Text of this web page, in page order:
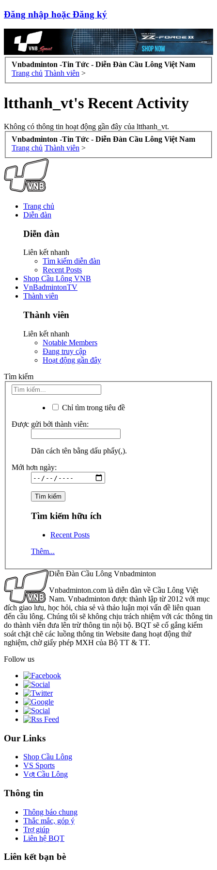
Đăng nhập hoặc Đăng ký
Vnbadminton -Tin Tức - Diễn Đàn Cầu Lông Việt Nam
Trang chủ Thành viên >
ltthanh_vt's Recent Activity
Không có thông tin hoạt động gần đây của ltthanh_vt.
Vnbadminton -Tin Tức - Diễn Đàn Cầu Lông Việt Nam
Trang chủ Thành viên >
Trang chủ
Diễn đàn
Diễn đàn
Liên kết nhanh
Tìm kiếm diễn đàn
Recent Posts
Shop Cầu Lông VNB
VnBadmintonTV
Thành viên
Thành viên
Liên kết nhanh
Notable Members
Đang truy cập
Hoạt động gần đây
Tìm kiếm
Chỉ tìm trong tiêu đề
Được gửi bởi thành viên:
Dãn cách tên bằng dấu phẩy(,).
Mới hơn ngày:
Tìm kiếm hữu ích
Recent Posts
Thêm...
Diễn Đàn Cầu Lông Vnbadminton
Vnbadminton.com là diễn đàn về Cầu Lông Việt
Nam. Vnbadminton được thành lập từ 2012 với mục
đích giao lưu, học hỏi, chia sẻ và thảo luận mọi vấn đề liên quan
đến cầu lông. Chúng tôi sẽ không chịu trách nhiệm với các thông tin
do thành viên đưa lên trừ thông tin nội bộ. BQT sẽ cố gắng kiểm
soát chặt chẽ các luồng thông tin Website đang hoạt động thử
nghiệm, chờ giấy phép MXH của Bộ TT & TT.
Follow us
Our Links
Shop Cầu Lông
VS Sports
Vợt Cầu Lông
Thông tin
Thông báo chung
Thắc mắc, góp ý
Trợ giúp
Liên hệ BQT
Liên kết bạn bè